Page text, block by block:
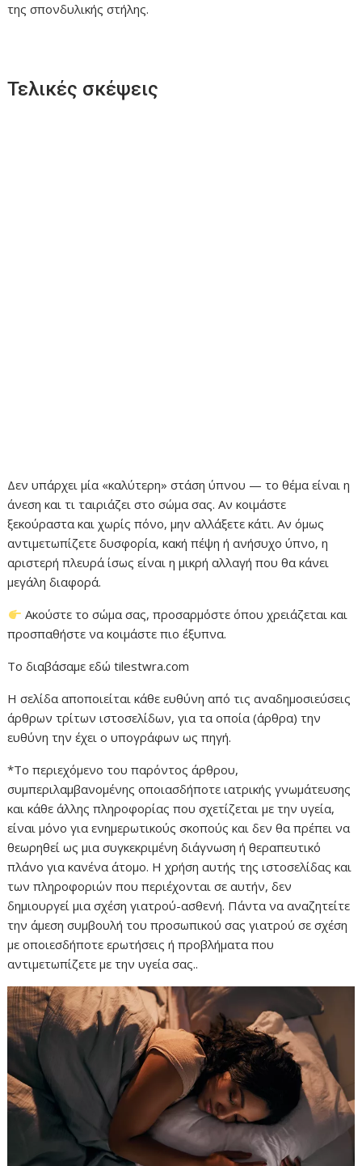
της σπονδυλικής στήλης.
Τελικές σκέψεις
Δεν υπάρχει μία «καλύτερη» στάση ύπνου — το θέμα είναι η
άνεση και τι ταιριάζει στο σώμα σας. Αν κοιμάστε
ξεκούραστα και χωρίς πόνο, μην αλλάξετε κάτι. Αν όμως
αντιμετωπίζετε δυσφορία, κακή πέψη ή ανήσυχο ύπνο, η
αριστερή πλευρά ίσως είναι η μικρή αλλαγή που θα κάνει
μεγάλη διαφορά.
Ακούστε το σώμα σας, προσαρμόστε όπου χρειάζεται και
προσπαθήστε να κοιμάστε πιο έξυπνα.
Το διαβάσαμε εδώ tilestwra.com
Η σελίδα αποποιείται κάθε ευθύνη από τις αναδημοσιεύσεις
άρθρων τρίτων ιστοσελίδων, για τα οποία (άρθρα) την
ευθύνη την έχει ο υπογράφων ως πηγή.
*Το περιεχόμενο του παρόντος άρθρου,
συμπεριλαμβανομένης οποιασδήποτε ιατρικής γνωμάτευσης
και κάθε άλλης πληροφορίας που σχετίζεται με την υγεία,
είναι μόνο για ενημερωτικούς σκοπούς και δεν θα πρέπει να
θεωρηθεί ως μια συγκεκριμένη διάγνωση ή θεραπευτικό
πλάνο για κανένα άτομο. Η χρήση αυτής της ιστοσελίδας και
των πληροφοριών που περιέχονται σε αυτήν, δεν
δημιουργεί μια σχέση γιατρού-ασθενή. Πάντα να αναζητείτε
την άμεση συμβουλή του προσωπικού σας γιατρού σε σχέση
με οποιεσδήποτε ερωτήσεις ή προβλήματα που
αντιμετωπίζετε με την υγεία σας..